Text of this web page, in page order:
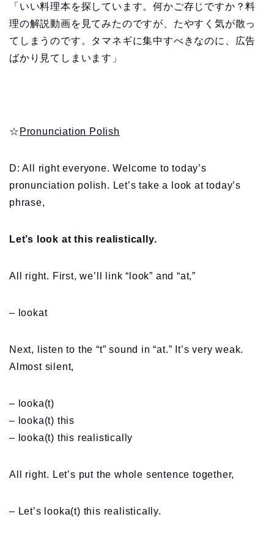
「いい料理本を探しています。何かご存じですか？料
理の解説動画を見てみたのですが、たやすく気が散っ
てしまうのです。タマネギに集中すべきなのに、広告
ばかり見てしまいます」
☆ Pronunciation Polish
D: All right everyone. Welcome to today’s
pronunciation polish. Let’s take a look at today’s
phrase,
Let’s look at this realistically.
All right. First, we’ll link “look” and “at,”
– lookat
Next, listen to the “t” sound in “at.” It’s very weak.
Almost silent,
– looka(t)
– looka(t) this
– looka(t) this realistically
All right. Let’s put the whole sentence together,
– Let’s looka(t) this realistically.